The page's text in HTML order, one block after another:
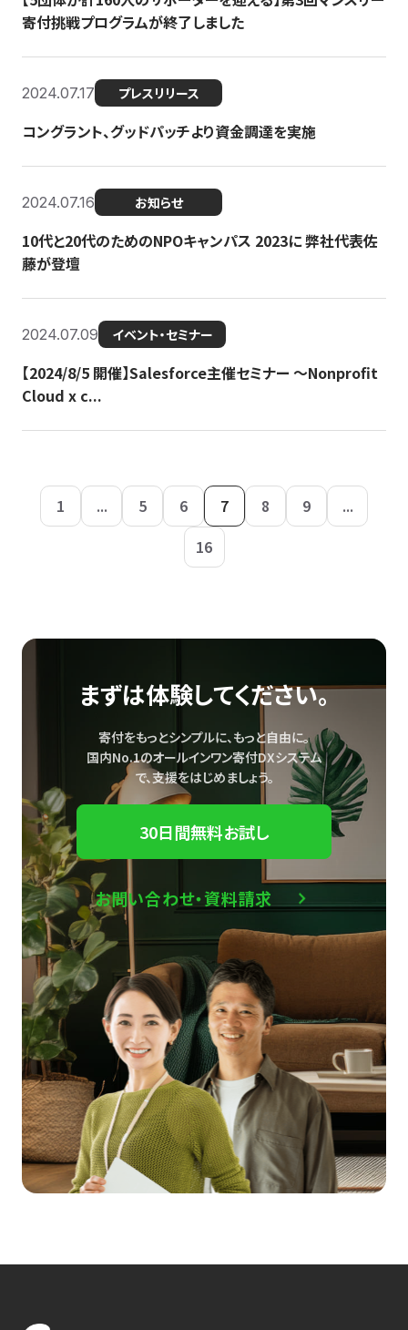
寄付挑戦プログラムが終了しました
2024.07.17 プレスリリース
コングラント、グッドパッチより資金調達を実施
2024.07.16 お知らせ
10代と20代のためのNPOキャンパス 2023に 弊社代表佐
藤が登壇
2024.07.09 イベント・セミナー
【2024/8/5 開催】Salesforce主催セミナー 〜Nonprofit
Cloud x c...
1 ... 5 6 7 8 9
...
16
まずは体験してください。
寄付をもっとシンプルに、もっと自由に。
国内No.1のオールインワン寄付DXシステム
で、支援をはじめましょう。
30日間無料お試し
お問い合わせ・資料請求